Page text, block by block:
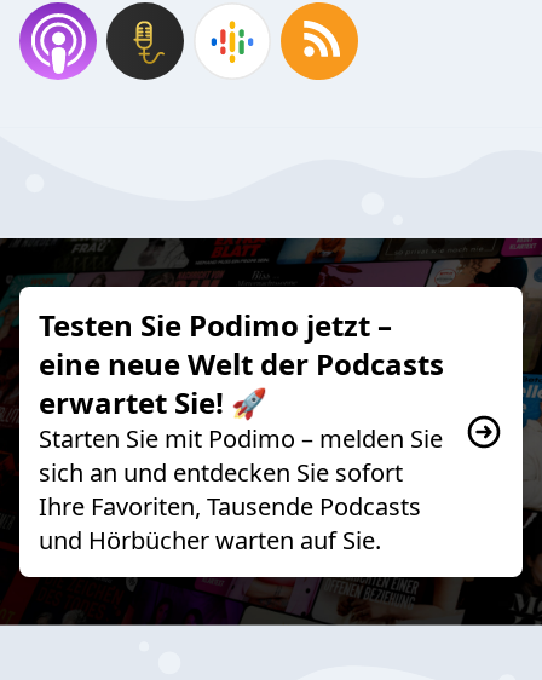
Testen Sie Podimo jetzt –
eine neue Welt der Podcasts
erwartet Sie! 🚀
Starten Sie mit Podimo – melden Sie
sich an und entdecken Sie sofort
Ihre Favoriten, Tausende Podcasts
und Hörbücher warten auf Sie.